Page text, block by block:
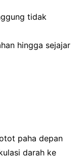
tidak
hingga sejajar
paha depan
darah ke